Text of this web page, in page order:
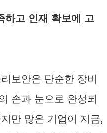
하고 인재 확보에 고
보안은 단순한 장비
손과 눈으로 완성되
만 많은 기업이 지금,